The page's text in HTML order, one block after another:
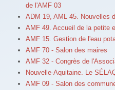
de l'AMF 03
ADM 19, AML 45. Nouvelles
AMF 49. Accueil de la petite
AMF 15. Gestion de l'eau
AMF 70 - Salon des maires
AMF 32 - Congrès de
Nouvelle-Aquitaine. Le
AMF 09 - Salon des